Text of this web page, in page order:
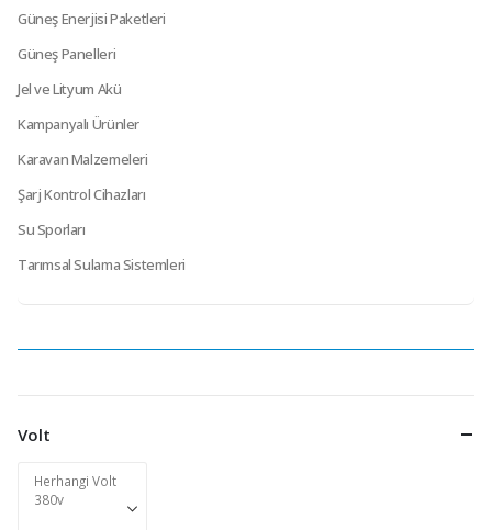
Güneş Enerjisi Paketleri
Güneş Panelleri
Jel ve Lityum Akü
Kampanyalı Ürünler
Karavan Malzemeleri
Şarj Kontrol Cihazları
Su Sporları
Tarımsal Sulama Sistemleri
Volt